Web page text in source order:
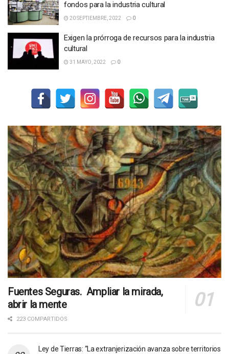
fondos para la industria cultural
20 SEPTIEMBRE, 2022 0
Exigen la prórroga de recursos para la industria
cultural
31 MAYO, 2022 0
Fuentes Seguras. Ampliar la mirada,
abrir la mente
223 COMPARTIDOS
Ley de Tierras: “La extranjerización avanza sobre territorios